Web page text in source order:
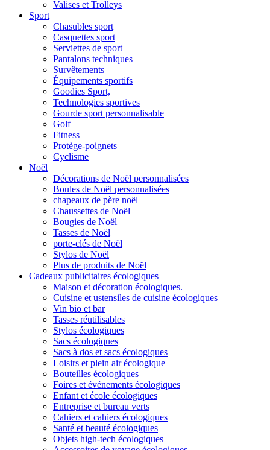
Valises et Trolleys
Sport
Chasubles sport
Casquettes sport
Serviettes de sport
Pantalons techniques
Survêtements
Équipements sportifs
Goodies Sport,
Technologies sportives
Gourde sport personnalisable
Golf
Fitness
Protège-poignets
Cyclisme
Noël
Décorations de Noël personnalisées
Boules de Noël personnalisées
chapeaux de père noël
Chaussettes de Noël
Bougies de Noël
Tasses de Noël
porte-clés de Noël
Stylos de Noël
Plus de produits de Noël
Cadeaux publicitaires écologiques
Maison et décoration écologiques.
Cuisine et ustensiles de cuisine écologiques
Vin bio et bar
Tasses réutilisables
Stylos écologiques
Sacs écologiques
Sacs à dos et sacs écologiques
Loisirs et plein air écologique
Bouteilles écologiques
Foires et événements écologiques
Enfant et école écologiques
Entreprise et bureau verts
Cahiers et cahiers écologiques
Santé et beauté écologiques
Objets high-tech écologiques